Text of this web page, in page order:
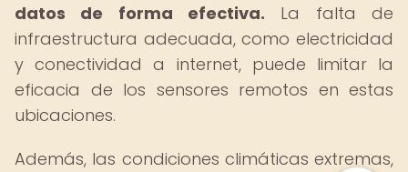
datos de forma efectiva. La falta de
infraestructura adecuada, como electricidad
y conectividad a internet, puede limitar la
eficacia de los sensores remotos en estas
ubicaciones.
Además, las condiciones climáticas extremas,